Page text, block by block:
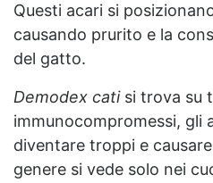
Questi acari si
causando prurito e la
del gatto.
Demodex catisi trova su
immunocompromessi, gli
diventare troppi e
genere si vede solo nei